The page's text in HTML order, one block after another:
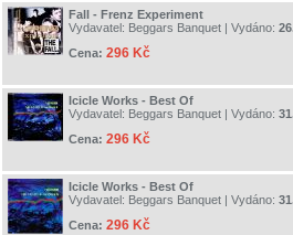
Fall - Frenz Experiment
Vydavatel: Beggars Banquet | Vydáno:
Cena: 296 Kč
Icicle Works - Best Of
Vydavatel: Beggars Banquet | Vydáno:
Cena: 296 Kč
Icicle Works - Best Of
Vydavatel: Beggars Banquet | Vydáno:
Cena: 296 Kč